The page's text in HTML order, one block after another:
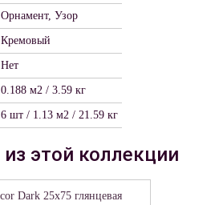
Орнамент, Узор
Кремовый
Нет
0.188 м2 / 3.59 кг
6 шт / 1.13 м2 / 21.59 кг
этой коллекции
Dark 25х75 глянцевая